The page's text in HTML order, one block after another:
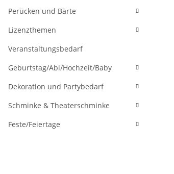
Perücken und Bärte
Lizenzthemen
Veranstaltungsbedarf
Geburtstag/Abi/Hochzeit/Baby
Dekoration und Partybedarf
Schminke & Theaterschminke
Feste/Feiertage